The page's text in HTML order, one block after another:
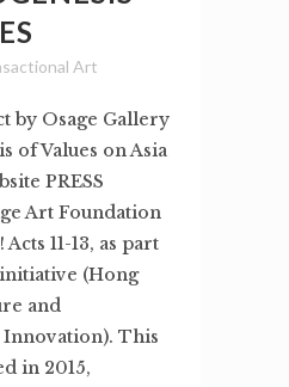
Art
by Osage Gallery
of Values on Asia
PRESS
Art Foundation
11-13, as part
(Hong
and
This
in 2015,